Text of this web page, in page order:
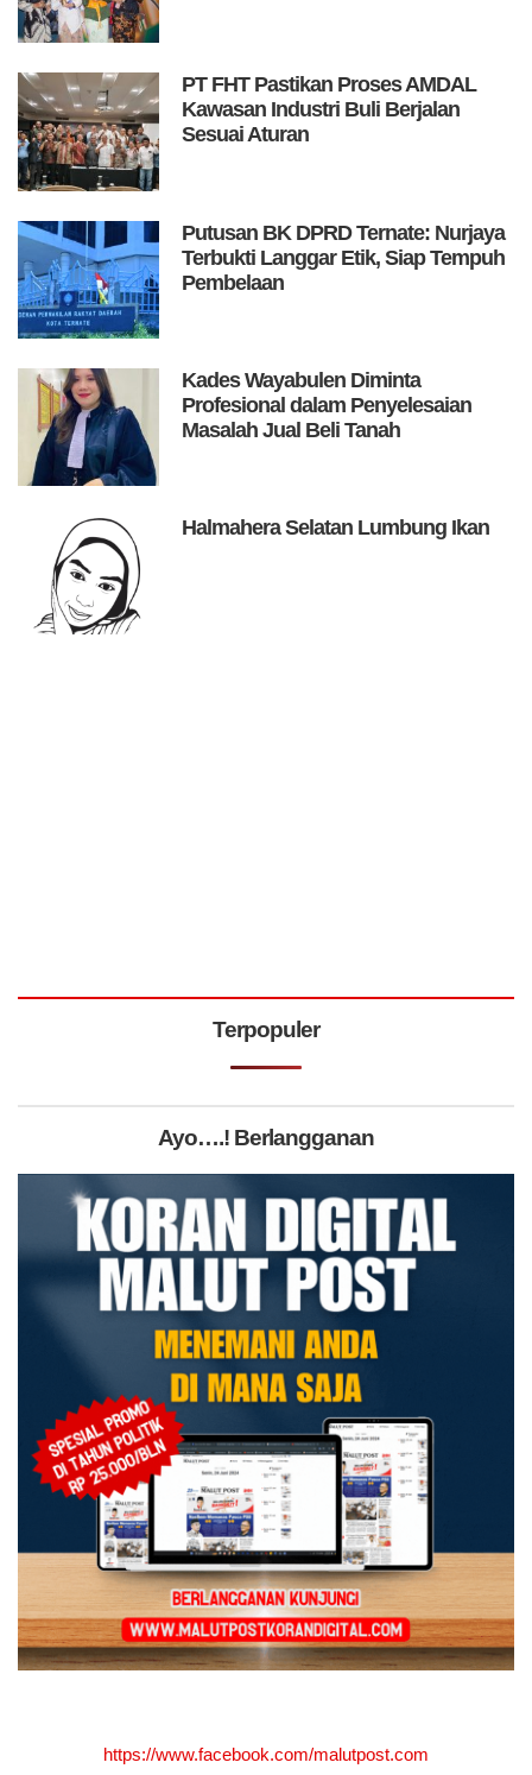
PT FHT Pastikan Proses AMDAL
Kawasan Industri Buli Berjalan
Sesuai Aturan
Putusan BK DPRD Ternate: Nurjaya
Terbukti Langgar Etik, Siap Tempuh
Pembelaan
Kades Wayabulen Diminta
Profesional dalam Penyelesaian
Masalah Jual Beli Tanah
Halmahera Selatan Lumbung Ikan
Terpopuler
Ayo….! Berlangganan
https://www.facebook.com/malutpost.com